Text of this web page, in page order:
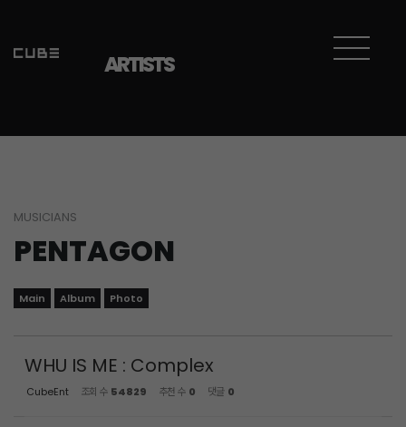
ARTISTS
MUSICIANS
PENTAGON
Main Album Photo
WHU IS ME : Complex
CubeEnt 조회 수 54829 추천 수 0 댓글 0